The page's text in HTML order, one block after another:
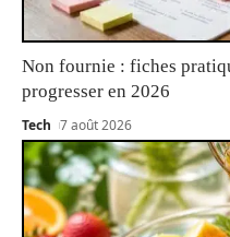
Non fournie : fiches
progresser en 2026
Tech 7 août 2026